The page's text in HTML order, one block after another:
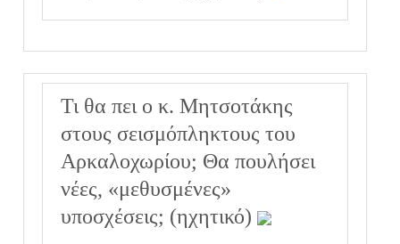
Τι θα πει ο κ. Μητσοτάκης
στους σεισμόπληκτους του
Αρκαλοχωρίου; Θα πουλήσει
νέες, «μεθυσμένες»
υποσχέσεις; (ηχητικό)